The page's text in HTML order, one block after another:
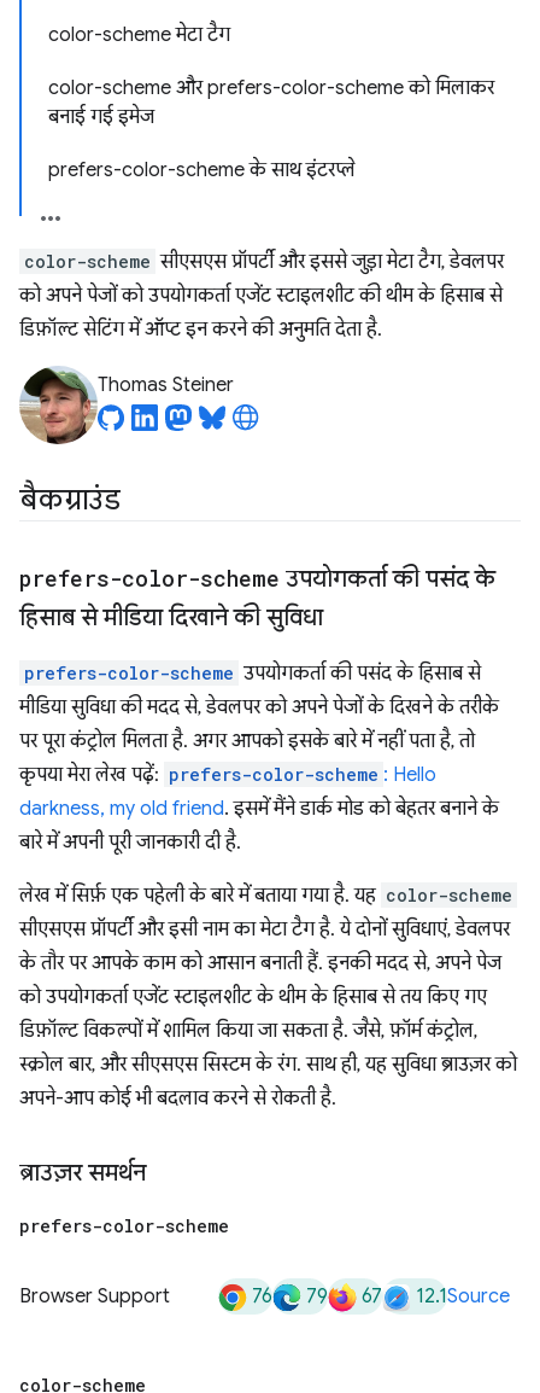
color-scheme मेटा टैग
color-scheme और prefers-color-scheme को मिलाकर
बनाई गई इमेज
prefers-color-scheme के साथ इंटरप्ले
color-scheme सीएसएस प्रॉपर्टी और इससे जुड़ा मेटा टैग, डेवलपर
को अपने पेजों को उपयोगकर्ता एजेंट स्टाइलशीट की थीम के हिसाब से
डिफ़ॉल्ट सेटिंग में ऑप्ट इन करने की अनुमति देता है.
Thomas Steiner
बैकग्राउंड
prefers-color-scheme उपयोगकर्ता की पसंद के
हिसाब से मीडिया दिखाने की सुविधा
prefers-color-scheme उपयोगकर्ता की पसंद के हिसाब से
मीडिया सुविधा की मदद से, डेवलपर को अपने पेजों के दिखने के तरीके
पर पूरा कंट्रोल मिलता है. अगर आपको इसके बारे में नहीं पता है, तो
कृपया मेरा लेख पढ़ें: prefers-color-scheme : Hello
darkness, my old friend. इसमें मैंने डार्क मोड को बेहतर बनाने के
बारे में अपनी पूरी जानकारी दी है.
लेख में सिर्फ़ एक पहेली के बारे में बताया गया है. यह color-scheme
सीएसएस प्रॉपर्टी और इसी नाम का मेटा टैग है. ये दोनों सुविधाएं, डेवलपर
के तौर पर आपके काम को आसान बनाती हैं. इनकी मदद से, अपने पेज
को उपयोगकर्ता एजेंट स्टाइलशीट के थीम के हिसाब से तय किए गए
डिफ़ॉल्ट विकल्पों में शामिल किया जा सकता है. जैसे, फ़ॉर्म कंट्रोल,
स्क्रोल बार, और सीएसएस सिस्टम के रंग. साथ ही, यह सुविधा ब्राउज़र को
अपने-आप कोई भी बदलाव करने से रोकती है.
ब्राउज़र समर्थन
prefers-color-scheme
Browser Support 76 79 67 12.1Source
color-scheme